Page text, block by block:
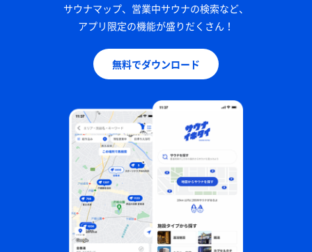
サウナマップ、営業中サウナの検索など、
アプリ限定の機能が盛りだくさん！
無料でダウンロード